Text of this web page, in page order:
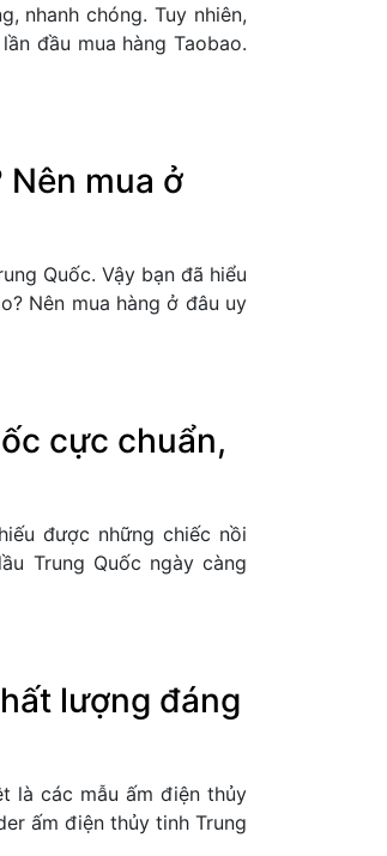
nhanh chóng. Tuy nhiên,
đầu mua hàng Taobao.
Nên mua ở
Quốc. Vậy bạn đã hiểu
Nên mua hàng ở đâu uy
cực chuẩn,
được những chiếc nồi
Trung Quốc ngày càng
lượng đáng
là các mẫu ấm điện thủy
ấm điện thủy tinh Trung